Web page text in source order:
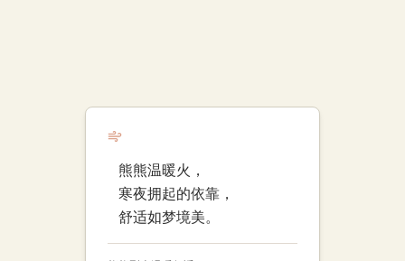
熊熊温暖火，
寒夜拥起的依靠，
舒适如梦境美。